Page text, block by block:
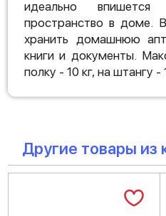
идеально
пространство в доме.
хранить домашнюю
книги и документы.
полку - 10 кг, на штангу -
Другие товары